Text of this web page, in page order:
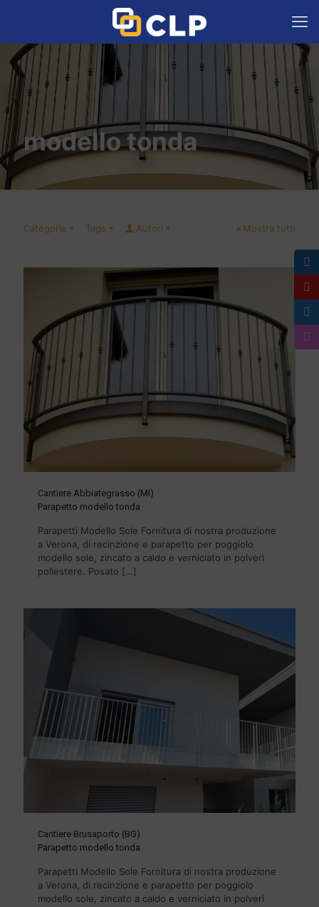
modello tonda
Categorie Tags Autori Mostra tutti
Cantiere Abbiategrasso (MI)
Parapetto modello tonda
Parapetti Modello Sole Fornitura di nostra produzione
a Verona, di recinzione e parapetto per poggiolo
modello sole, zincato a caldo e verniciato in polveri
poliestere. Posato […]
Cantiere Brusaporto (BG)
Parapetto modello tonda
Parapetti Modello Sole Fornitura di nostra produzione
a Verona, di recinzione e parapetto per poggiolo
modello sole, zincato a caldo e verniciato in polveri